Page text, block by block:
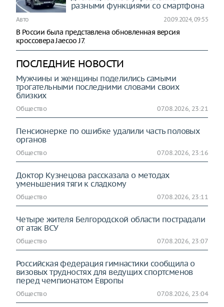
разными функциями со смартфона
Авто 20.09.2024, 09:55
В России была представлена обновленная версия
кроссовера Jaecoo J7.
ПОСЛЕДНИЕ НОВОСТИ
Мужчины и женщины поделились самыми
трогательными последними словами своих
близких
Общество 07.08.2026, 23:21
Пенсионерке по ошибке удалили часть половых
органов
Общество 07.08.2026, 23:16
Доктор Кузнецова рассказала о методах
уменьшения тяги к сладкому
Общество 07.08.2026, 23:11
Четыре жителя Белгородской области пострадали
от атак ВСУ
Общество 07.08.2026, 23:07
Российская федерация гимнастики сообщила о
визовых трудностях для ведущих спортсменов
перед чемпионатом Европы
Общество 07.08.2026, 23:04